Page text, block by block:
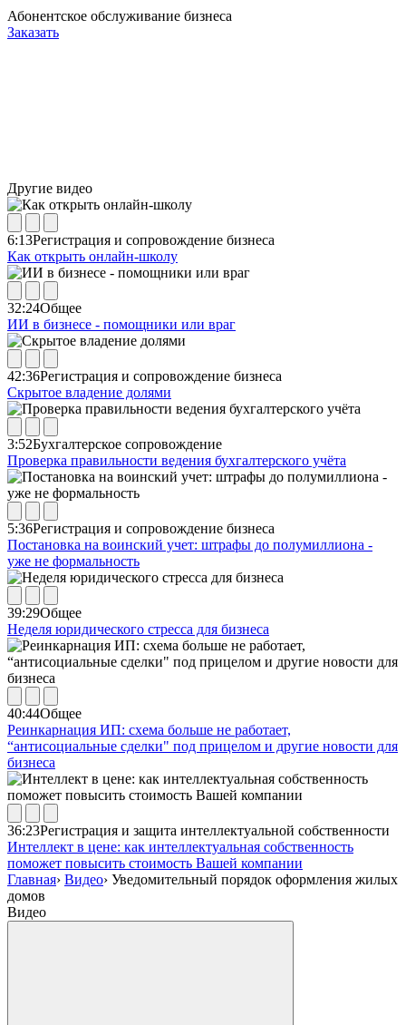
Абонентское обслуживание бизнеса
Заказать
Другие видео
6:13Регистрация и сопровождение бизнеса
Как открыть онлайн-школу
32:24Общее
ИИ в бизнесе - помощники или враг
42:36Регистрация и сопровождение бизнеса
Скрытое владение долями
3:52Бухгалтерское сопровождение
Проверка правильности ведения бухгалтерского учёта
5:36Регистрация и сопровождение бизнеса
Постановка на воинский учет: штрафы до полумиллиона -
уже не формальность
39:29Общее
Неделя юридического стресса для бизнеса
40:44Общее
Реинкарнация ИП: схема больше не работает,
“антисоциальные сделки" под прицелом и другие новости для
бизнеса
36:23Регистрация и защита интеллектуальной собственности
Интеллект в цене: как интеллектуальная собственность
поможет повысить стоимость Вашей компании
Главная› Видео› Уведомительный порядок оформления жилых
домов
Видео